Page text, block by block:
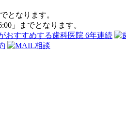
となります。
」までとなります。